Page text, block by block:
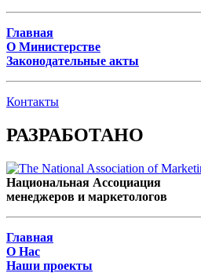
Главная
О Министерстве
Законодательные акты
Контакты
РАЗРАБОТАНО
Национальная Ассоциация
менеджеров и маркетологов
Главная
О Нас
Наши проекты